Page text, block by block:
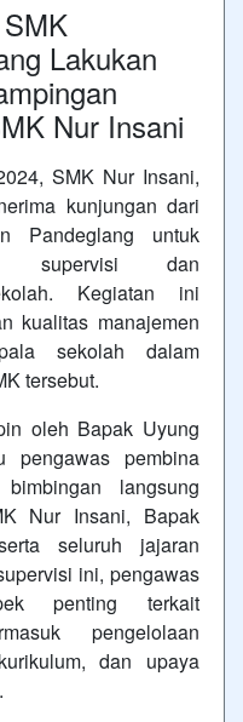
Lakukan
Nur Insani
SMK Nur Insani,
kunjungan dari
Pandeglang untuk
supervisi dan
Kegiatan ini
kualitas manajemen
sekolah dalam
tersebut.
oleh Bapak Uyung
pengawas pembina
langsung
Nur Insani, Bapak
seluruh jajaran
ini, pengawas
penting terkait
pengelolaan
dan upaya